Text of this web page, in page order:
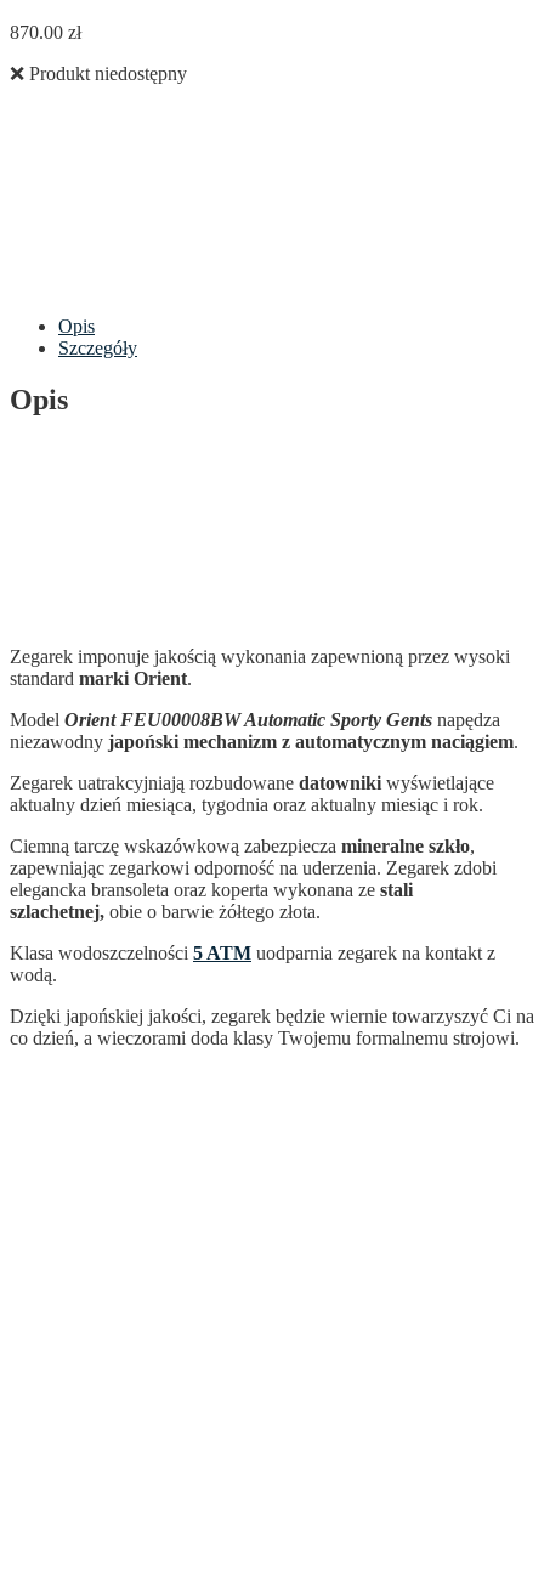
870.00 zł
❌ Produkt niedostępny
Opis
Szczegóły
Opis
Zegarek imponuje jakością wykonania zapewnioną przez wysoki
standard marki Orient.
Model Orient FEU00008BW Automatic Sporty Gents napędza
niezawodny japoński mechanizm z automatycznym naciągiem.
Zegarek uatrakcyjniają rozbudowane datowniki wyświetlające
aktualny dzień miesiąca, tygodnia oraz aktualny miesiąc i rok.
Ciemną tarczę wskazówkową zabezpiecza mineralne szkło,
zapewniając zegarkowi odporność na uderzenia. Zegarek zdobi
elegancka bransoleta oraz koperta wykonana ze stali
szlachetnej, obie o barwie żółtego złota.
Klasa wodoszczelności 5 ATM uodparnia zegarek na kontakt z
wodą.
Dzięki japońskiej jakości, zegarek będzie wiernie towarzyszyć Ci na
co dzień, a wieczorami doda klasy Twojemu formalnemu strojowi.